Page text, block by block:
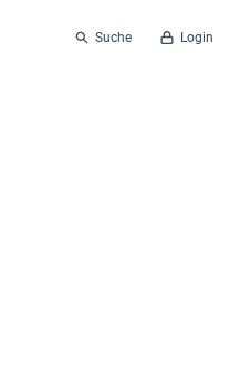
Suche Login